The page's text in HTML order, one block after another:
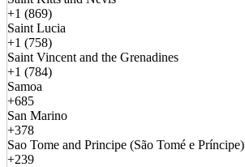
+1 (869)
Saint Lucia
+1 (758)
Saint Vincent and the Grenadines
+1 (784)
Samoa
+685
San Marino
+378
Sao Tome and Principe (São Tomé e Príncipe)
+239